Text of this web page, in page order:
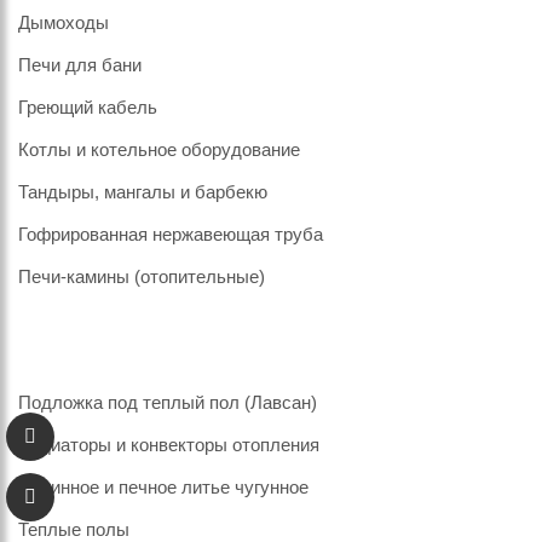
Дымоходы
Печи для бани
Греющий кабель
Котлы и котельное оборудование
Тандыры, мангалы и барбекю
Гофрированная нержавеющая труба
Печи-камины (отопительные)
Подложка под теплый пол (Лавсан)
Радиаторы и конвекторы отопления
Каминное и печное литье чугунное
Теплые полы